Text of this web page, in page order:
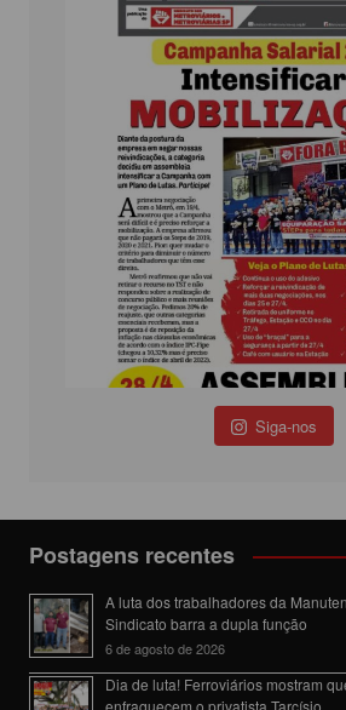
Siga-nos
Postagens recentes
A luta dos trabalhadores da
Sindicato barra a dupla função
6 de agosto de 2026
Dia de luta! Ferroviários mostram